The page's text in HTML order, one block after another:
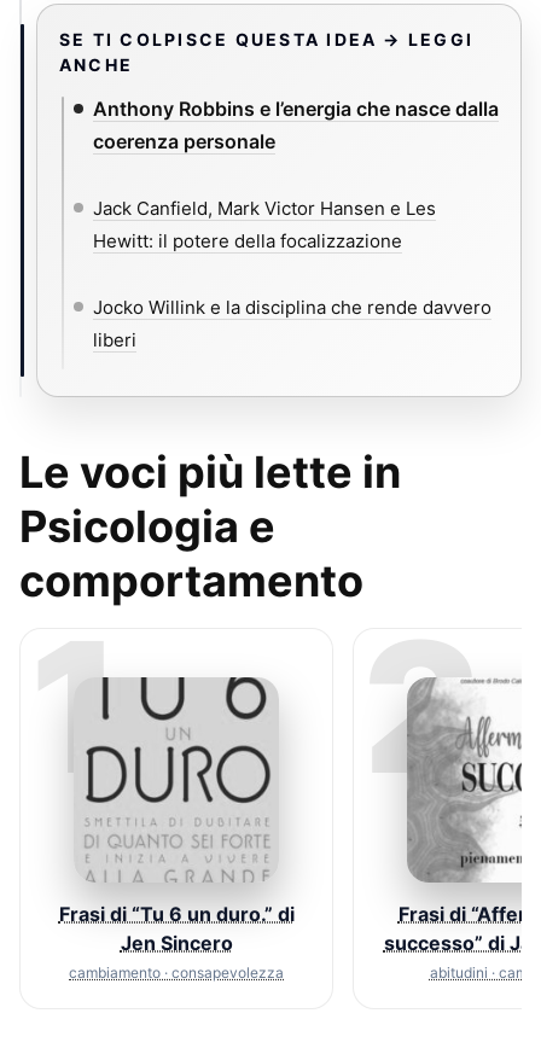
SE TI COLPISCE QUESTA IDEA → LEGGI
ANCHE
Anthony Robbins e l’energia che nasce dalla
coerenza personale
Jack Canfield, Mark Victor Hansen e Les
Hewitt: il potere della focalizzazione
Jocko Willink e la disciplina che rende davvero
liberi
Le voci più lette in
Psicologia e
comportamento
1
Frasi di “Tu 6 un duro.” di
Jen Sincero
cambiamento · consapevolezza
2
Frasi di
successo” di
abitudini ·